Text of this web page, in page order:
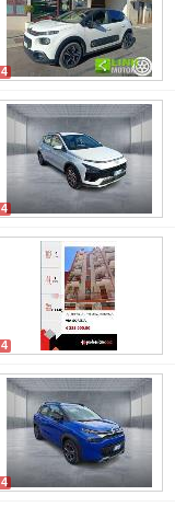
4
4
4
4